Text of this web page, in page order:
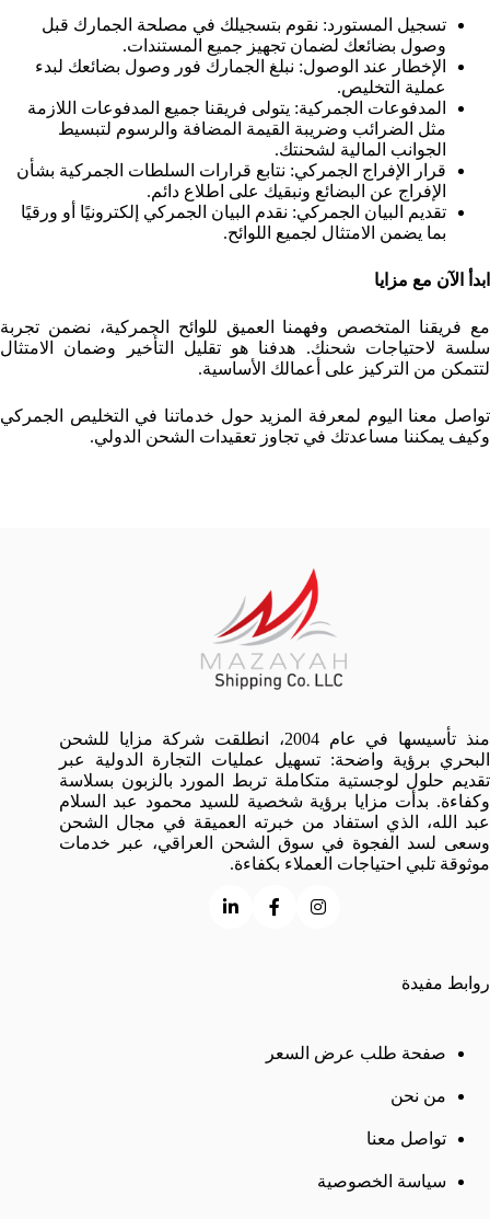
تسجيل المستورد: نقوم بتسجيلك في مصلحة الجمارك قبل
وصول بضائعك لضمان تجهيز جميع المستندات.
الإخطار عند الوصول: نبلغ الجمارك فور وصول بضائعك لبدء
عملية التخليص.
المدفوعات الجمركية: يتولى فريقنا جميع المدفوعات اللازمة
مثل الضرائب وضريبة القيمة المضافة والرسوم لتبسيط
الجوانب المالية لشحنتك.
قرار الإفراج الجمركي: نتابع قرارات السلطات الجمركية بشأن
الإفراج عن البضائع ونبقيك على اطلاع دائم.
تقديم البيان الجمركي: نقدم البيان الجمركي إلكترونيًا أو ورقيًا
بما يضمن الامتثال لجميع اللوائح.
ابدأ الآن مع مزايا
مع فريقنا المتخصص وفهمنا العميق للوائح الجمركية، نضمن تجربة
سلسة لاحتياجات شحنك. هدفنا هو تقليل التأخير وضمان الامتثال
لتتمكن من التركيز على أعمالك الأساسية.
تواصل معنا اليوم لمعرفة المزيد حول خدماتنا في التخليص الجمركي
وكيف يمكننا مساعدتك في تجاوز تعقيدات الشحن الدولي.
منذ تأسيسها في عام 2004، انطلقت شركة مزايا للشحن
البحري برؤية واضحة: تسهيل عمليات التجارة الدولية عبر
تقديم حلول لوجستية متكاملة تربط المورد بالزبون بسلاسة
وكفاءة. بدأت مزايا برؤية شخصية للسيد محمود عبد السلام
عبد الله، الذي استفاد من خبرته العميقة في مجال الشحن
وسعى لسد الفجوة في سوق الشحن العراقي، عبر خدمات
موثوقة تلبي احتياجات العملاء بكفاءة.
روابط مفيدة
صفحة طلب عرض السعر
من نحن
تواصل معنا
سياسة الخصوصية